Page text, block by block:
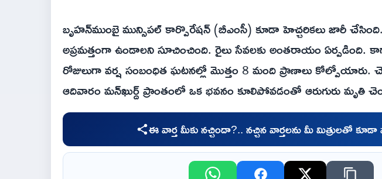
బృహన్‌ముంబై మున్సిపల్ కార్పొరేషన్ (బీఎంసీ) కూడా హెచ్చరికలు జారీ చేసింది.
అప్రమత్తంగా ఉండాలని సూచించింది. రైలు సేవలకు అంతరాయం ఏర్పడింది.
రోజులుగా వర్ష సంబంధిత ఘటనల్లో మొత్తం 8 మంది ప్రాణాలు కోల్పోయారు.
ఆదివారం మన్‌ఖుర్ద్ ప్రాంతంలో ఒక భవనం కూలిపోవడంతో ఆరుగురు మృతి
ఈ వార్త మీకు నచ్చిందా?.. నచ్చిన వార్తలను మీ మిత్రులతో